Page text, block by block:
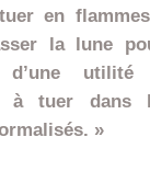
en
la lune
d’une utilité
à tuer dans
»